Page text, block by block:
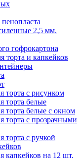
2,5 мм.
гофрокартона
торта и капкейков
торта с рисунком
торта белые
торта белые с окном
торта с прозрачными
торта с ручкой
капкейков на 12 шт.